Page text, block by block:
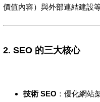
價值內容）與外部連結建設
2. SEO 的三大核心
技術 SEO ：優化網站